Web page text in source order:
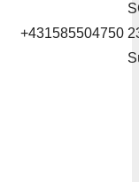
+431585504750